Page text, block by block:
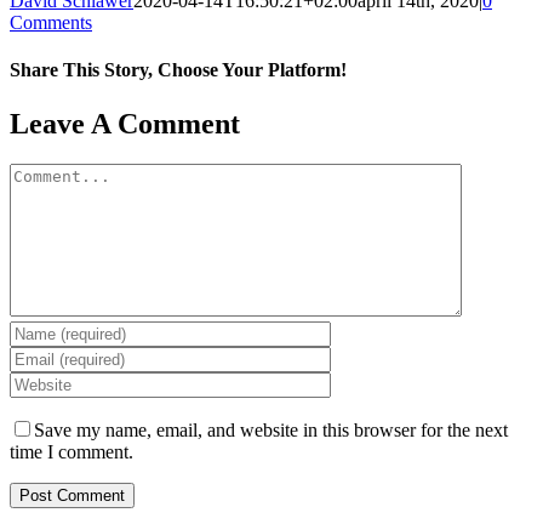
Comments
Share This Story, Choose Your Platform!
Facebook
X
Reddit
LinkedIn
Tumblr
Pinterest
Vk
Email
Leave A Comment
Comment
Save my name, email, and website in this browser for the next
time I comment.